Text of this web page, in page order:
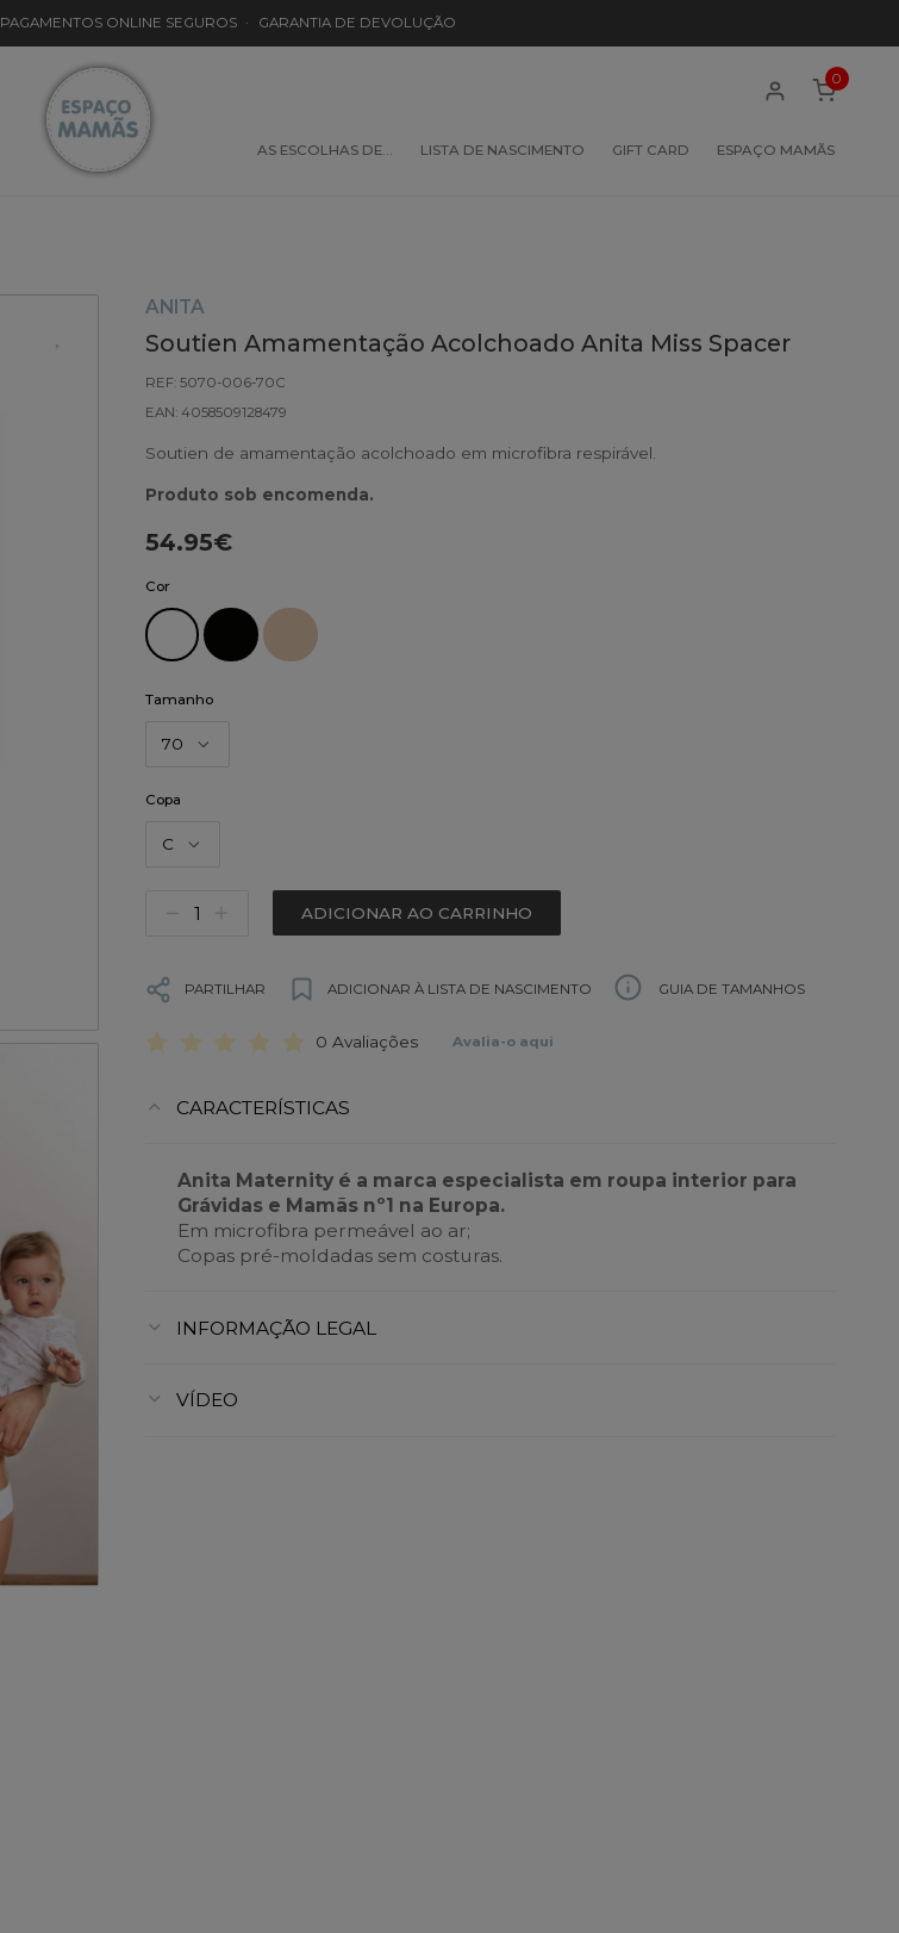
PAGAMENTOS ONLINE SEGUROS · GARANTIA DE DEVOLUÇÃO
AS ESCOLHAS DE… LISTA DE NASCIMENTO GIFT CARD ESPAÇO MAMÃS
0
ANITA
Soutien Amamentação Acolchoado Anita Miss Spacer
REF: 5070-006-70C
EAN: 4058509128479
Soutien de amamentação acolchoado em microfibra respirável.
Produto sob encomenda.
54.95€
Cor
Tamanho
70
Copa
C
ADICIONAR AO CARRINHO
PARTILHAR ADICIONAR À LISTA DE NASCIMENTO GUIA DE TAMANHOS
0 Avaliações Avalia-o aqui
CARACTERÍSTICAS
Anita Maternity é a marca especialista em roupa interior para
Grávidas e Mamãs nº1 na Europa.
Em microfibra permeável ao ar;
Copas pré-moldadas sem costuras.
INFORMAÇÃO LEGAL
VÍDEO